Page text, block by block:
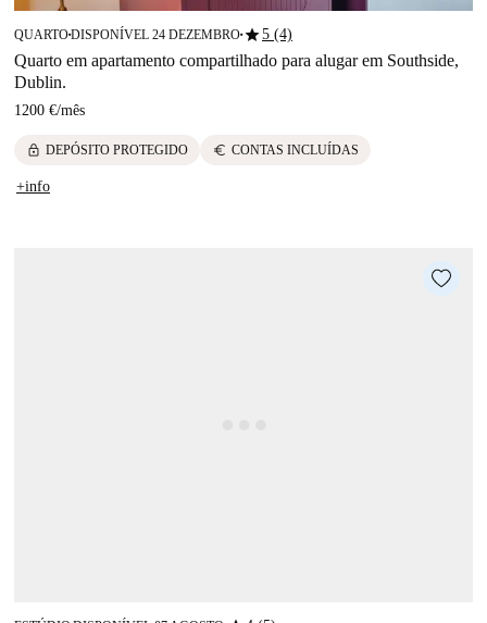
QUARTO■DISPONÍVEL 24 DEZEMBRO■star5 (4)
Quarto em apartamento compartilhado para alugar em Southside,
Dublin.
1200 €/mês
lock DEPÓSITO PROTEGIDO euro CONTAS INCLUÍDAS
+info